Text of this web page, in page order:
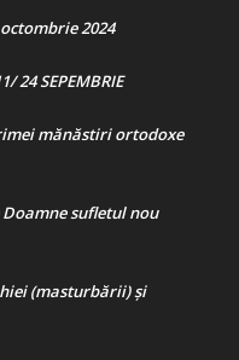
2024
24 SEPEMBRIE
mănăstiri ortodoxe
sufletul nou
(masturbării) şi